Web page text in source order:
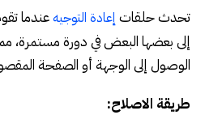
تحدث حلقات إعادة التوجيهعندما
إلى بعضها البعض في دورة مستمرة،
الوصول إلى الوجهة أو الصفحة
طريقة الاصلاح: